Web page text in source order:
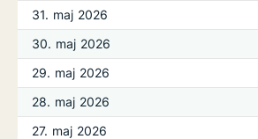
31. maj 2026
30. maj 2026
29. maj 2026
28. maj 2026
27. maj 2026